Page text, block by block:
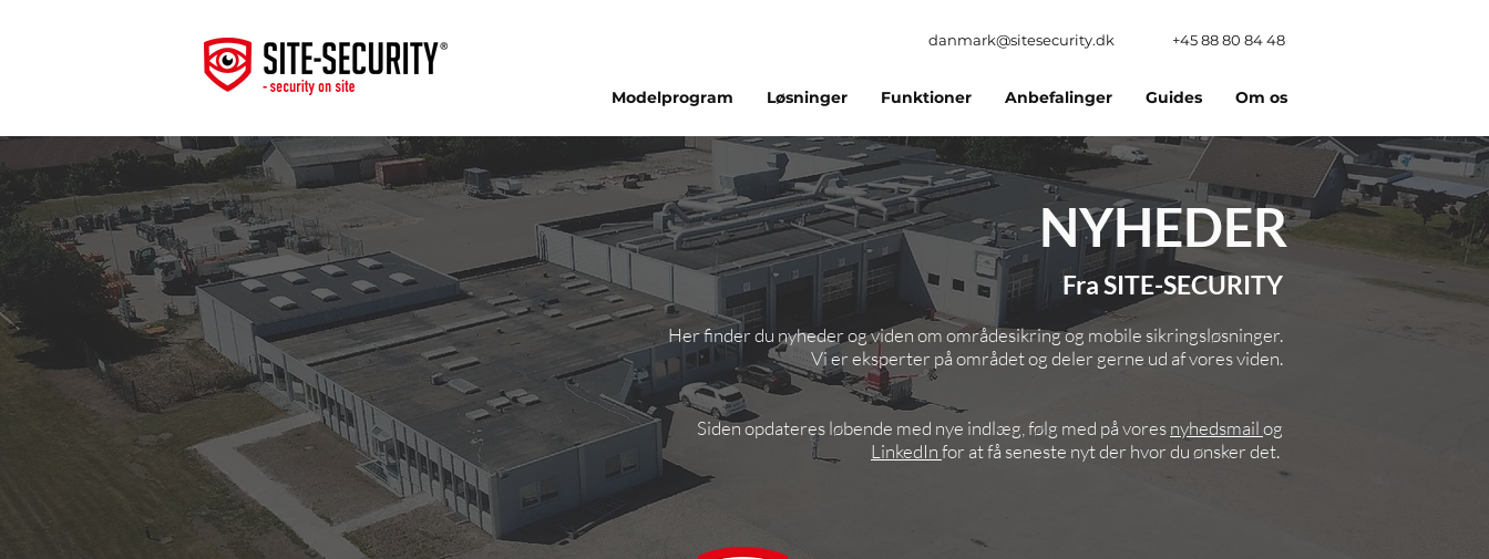
danmark@sitesecurity.dk +45 88 80 84 48
Modelprogram Løsninger Funktioner Anbefalinger Guides Om os
NYHEDER
Fra SITE-SECURITY
Her finder du nyheder og viden om områdesikring og mobile sikringsløsninger.
Vi er eksperter på området og deler gerne ud af vores viden.
Siden opdateres løbende med nye indlæg, følg med på voresnyhedsmailog
LinkedInfor at få seneste nyt der hvor du ønsker det.